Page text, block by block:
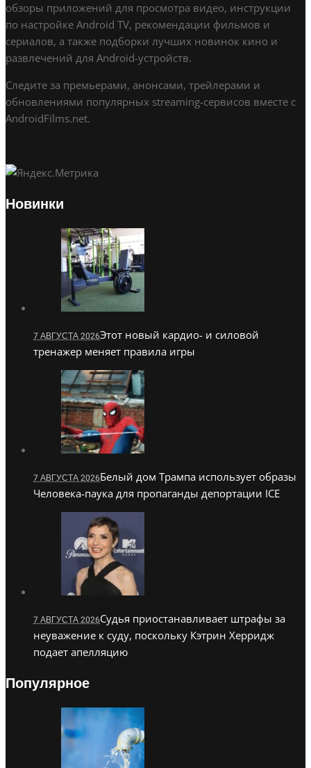
обзоры приложений для просмотра видео, инструкции
по настройке Android TV, рекомендации фильмов и
сериалов, а также подборки лучших новинок кино и
развлечений для Android-устройств.
Следите за премьерами, анонсами, трейлерами и
обновлениями популярных streaming-сервисов вместе с
AndroidFilms.net.
Новинки
7 АВГУСТА 2026Этот новый кардио- и силовой
тренажер меняет правила игры
7 АВГУСТА 2026Белый дом Трампа использует образы
Человека-паука для пропаганды депортации ICE
7 АВГУСТА 2026Судья приостанавливает штрафы за
неуважение к суду, поскольку Кэтрин Херридж
подает апелляцию
Популярное